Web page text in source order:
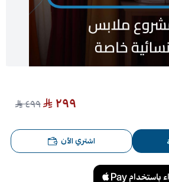
٢٩٩ ٤٩٩
اشتري الآن